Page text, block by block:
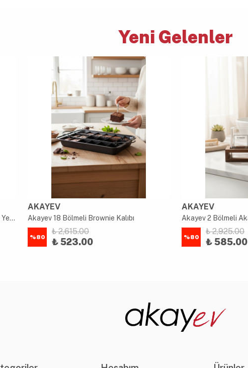
Yeni Gelenler
Akayev 1650ml İki Katlı 4 Bölmeli Çelik Yemek Kabı Mavi
AKAYEV
Akayev 18 Bölmeli Brownie Kalıbı
%80
₺ 2,615.00
₺ 523.00
AKAYEV
%80
₺ 2,925.00
₺ 585.00